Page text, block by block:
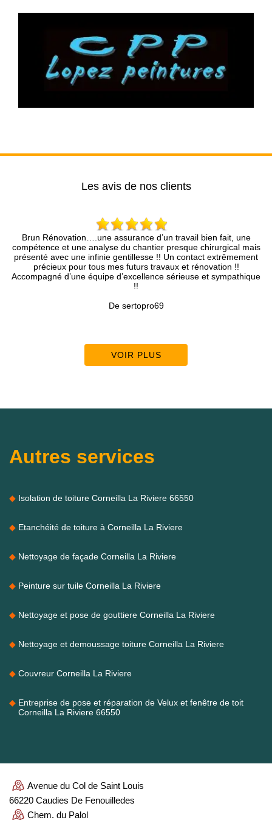
Les avis de nos clients
assurance d’un travail bien fait, une
analyse du chantier presque chirurgical mais
gentillesse !! Un contact extrêmement
tous mes futurs travaux et rénovation !!
équipe d’excellence sérieuse et sympathique
Entreprise très
rapidement, le devis et
pro. Je
VOIR PLUS
Autres services
Isolation de toiture Corneilla La Riviere 66550
Etanchéité de toiture à Corneilla La Riviere
Nettoyage de façade Corneilla La Riviere
Peinture sur tuile Corneilla La Riviere
Nettoyage et pose de gouttiere Corneilla La Riviere
Nettoyage et demoussage toiture Corneilla La Riviere
Couvreur Corneilla La Riviere
Entreprise de pose et réparation de Velux et fenêtre de toit
Corneilla La Riviere 66550
Avenue du Col de Saint Louis
66220 Caudies De Fenouilledes
Chem. du Palol